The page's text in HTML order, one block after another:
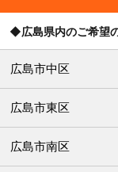
◆広島県内のご希望
広島市中区
広島市東区
広島市南区